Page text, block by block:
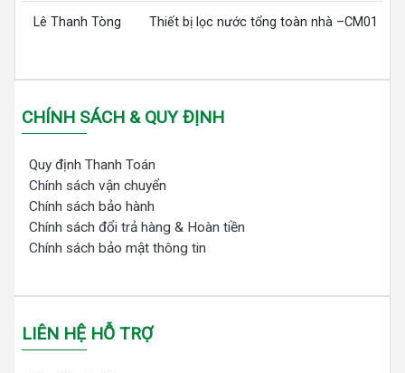
Lê Thanh Tòng Thiết bị lọc nước tổng toàn nhà –CM01
CHÍNH SÁCH & QUY ĐỊNH
Quy định Thanh Toán
Chính sách vận chuyển
Chính sách bảo hành
Chính sách đổi trả hàng & Hoàn tiền
Chính sách bảo mật thông tin
LIÊN HỆ HỖ TRỢ